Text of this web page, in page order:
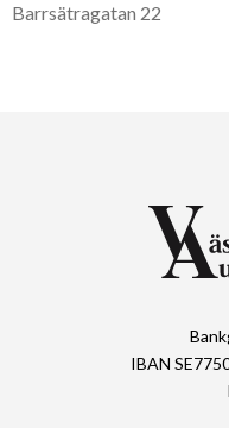
Barrsätragatan 22
IBAN